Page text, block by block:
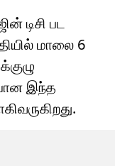
டிசி பட
மாலை 6
இந்த